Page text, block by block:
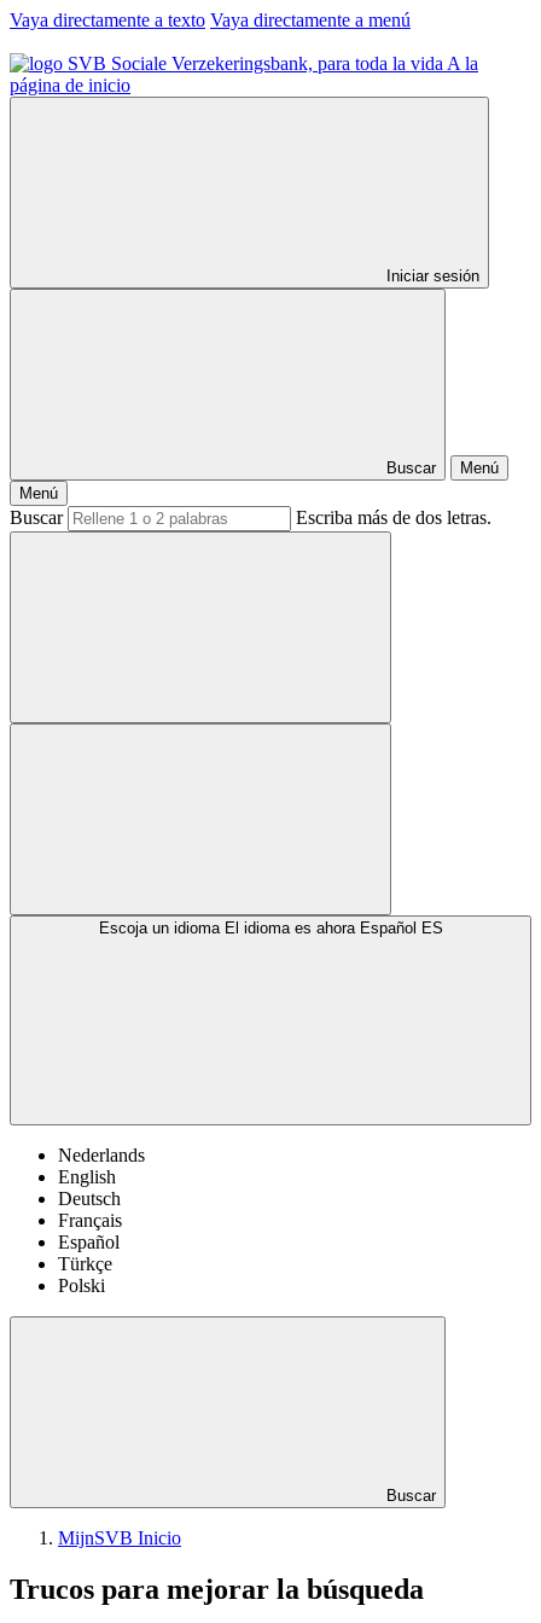
Vaya directamente a texto Vaya directamente a menú
A la
página de inicio
Iniciar sesión
Buscar
Menú
Menú
Buscar Escriba más de dos letras.
Escoja un idioma El idioma es ahora Español ES
Nederlands
English
Deutsch
Français
Español
Türkçe
Polski
Buscar
MijnSVB Inicio
Trucos para mejorar la búsqueda